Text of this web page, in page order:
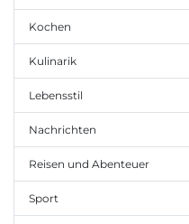
Kochen
Kulinarik
Lebensstil
Nachrichten
Reisen und Abenteuer
Sport